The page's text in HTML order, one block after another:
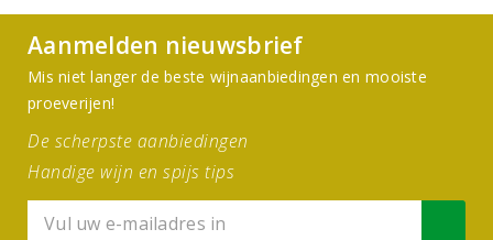
Aanmelden nieuwsbrief
Mis niet langer de beste wijnaanbiedingen en mooiste
proeverijen!
De scherpste aanbiedingen
Handige wijn en spijs tips